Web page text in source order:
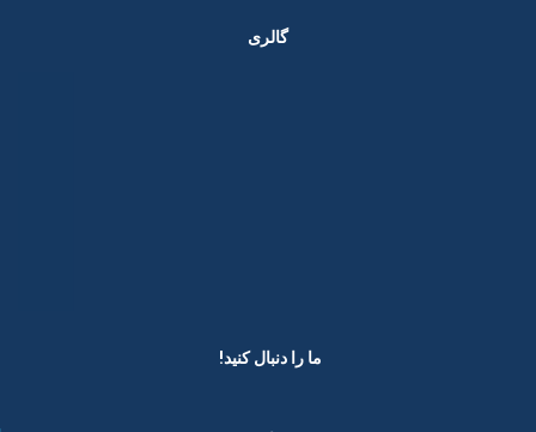
گالری
ما را دنبال کنید! ​